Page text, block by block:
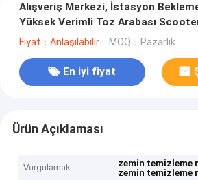
Alışveriş Merkezi, İstasyon
Yüksek Verimli Toz Arabası
Fiyat：Anlaşılabilir MOQ：Pazarlık
En iyi fiyat
Ürün Açıklaması
Vurgulamak zemin temizleme
zemin temizleme